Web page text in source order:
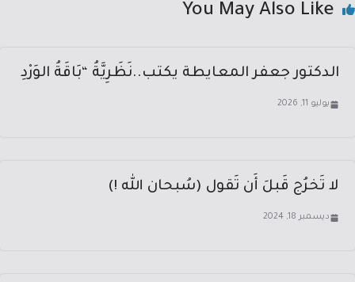
You May Also Like
الدكتور جعفر المعايطة يكتب..نَظَرِيَّةُ “بَاقَةُ الوَرْدِ
يوليو 11, 2026
لا تَخرُج قَبلَ أَن تَقول (سُبحان الله !)
ديسمبر 18, 2024